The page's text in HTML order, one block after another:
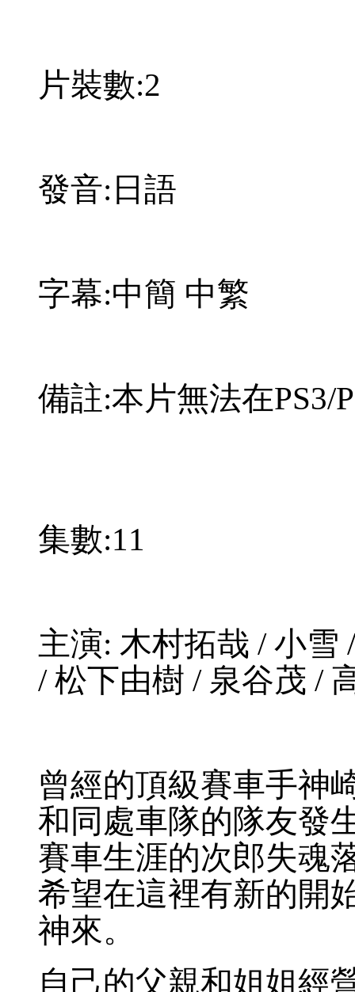
片裝數:2
發音:日語
字幕:中簡 中繁
備註:本片無法在PS3/
集數:11
主演: 木村拓哉 / 小雪
/ 松下由樹 / 泉谷茂 /
曾經的頂級賽車手神
和同處車隊的隊友發
賽車生涯的次郎失魂
希望在這裡有新的開
神來。
自己的父親和姐姐經